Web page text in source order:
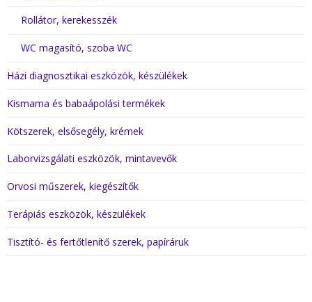
Rollátor, kerekesszék
WC magasító, szoba WC
Házi diagnosztikai eszközök, készülékek
Kismama és babaápolási termékek
Kötszerek, elsősegély, krémek
Laborvizsgálati eszközök, mintavevők
Orvosi műszerek, kiegészítők
Terápiás eszközök, készülékek
Tisztító- és fertőtlenítő szerek, papíráruk